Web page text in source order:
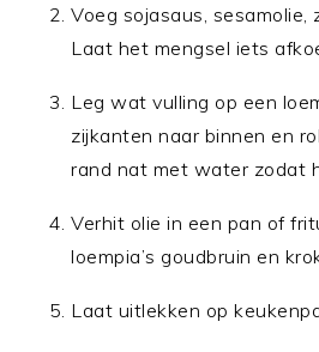
Voeg sojasaus, sesamolie,
Laat het mengsel iets
Leg wat vulling op een
zijkanten naar binnen en
rand nat met water zodat
Verhit olie in een pan of
loempia’s goudbruin en
Laat uitlekken op